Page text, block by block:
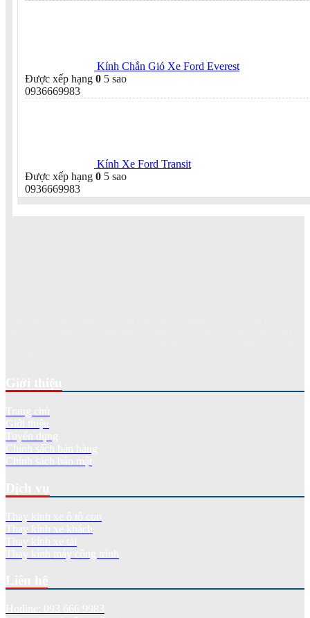
Kính Chắn Gió Xe Ford Everest
Được xếp hạng 0 5 sao
0936669983
Kính Xe Ford Transit
Được xếp hạng 0 5 sao
0936669983